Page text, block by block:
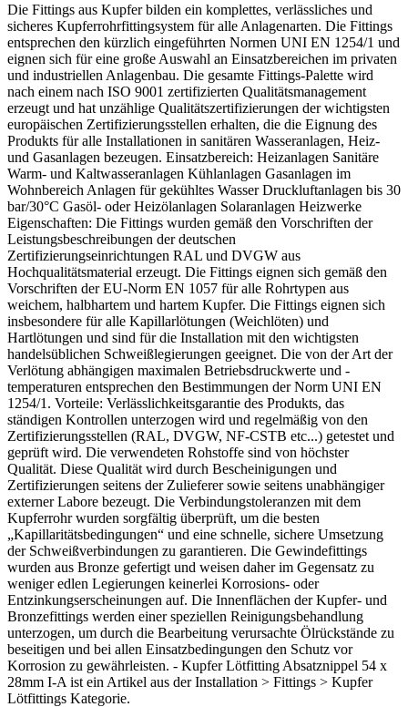
Die Fittings aus Kupfer bilden ein komplettes, verlässliches und
sicheres Kupferrohrfittingsystem für alle Anlagenarten. Die Fittings
entsprechen den kürzlich eingeführten Normen UNI EN 1254/1 und
eignen sich für eine große Auswahl an Einsatzbereichen im privaten
und industriellen Anlagenbau. Die gesamte Fittings-Palette wird
nach einem nach ISO 9001 zertifizierten Qualitätsmanagement
erzeugt und hat unzählige Qualitätszertifizierungen der wichtigsten
europäischen Zertifizierungsstellen erhalten, die die Eignung des
Produkts für alle Installationen in sanitären Wasseranlagen, Heiz-
und Gasanlagen bezeugen. Einsatzbereich: Heizanlagen Sanitäre
Warm- und Kaltwasseranlagen Kühlanlagen Gasanlagen im
Wohnbereich Anlagen für gekühltes Wasser Druckluftanlagen bis 30
bar/30°C Gasöl- oder Heizölanlagen Solaranlagen Heizwerke
Eigenschaften: Die Fittings wurden gemäß den Vorschriften der
Leistungsbeschreibungen der deutschen
Zertifizierungseinrichtungen RAL und DVGW aus
Hochqualitätsmaterial erzeugt. Die Fittings eignen sich gemäß den
Vorschriften der EU-Norm EN 1057 für alle Rohrtypen aus
weichem, halbhartem und hartem Kupfer. Die Fittings eignen sich
insbesondere für alle Kapillarlötungen (Weichlöten) und
Hartlötungen und sind für die Installation mit den wichtigsten
handelsüblichen Schweißlegierungen geeignet. Die von der Art der
Verlötung abhängigen maximalen Betriebsdruckwerte und -
temperaturen entsprechen den Bestimmungen der Norm UNI EN
1254/1. Vorteile: Verlässlichkeitsgarantie des Produkts, das
ständigen Kontrollen unterzogen wird und regelmäßig von den
Zertifizierungsstellen (RAL, DVGW, NF-CSTB etc...) getestet und
geprüft wird. Die verwendeten Rohstoffe sind von höchster
Qualität. Diese Qualität wird durch Bescheinigungen und
Zertifizierungen seitens der Zulieferer sowie seitens unabhängiger
externer Labore bezeugt. Die Verbindungstoleranzen mit dem
Kupferrohr wurden sorgfältig überprüft, um die besten
„Kapillaritätsbedingungen“ und eine schnelle, sichere Umsetzung
der Schweißverbindungen zu garantieren. Die Gewindefittings
wurden aus Bronze gefertigt und weisen daher im Gegensatz zu
weniger edlen Legierungen keinerlei Korrosions- oder
Entzinkungserscheinungen auf. Die Innenflächen der Kupfer- und
Bronzefittings werden einer speziellen Reinigungsbehandlung
unterzogen, um durch die Bearbeitung verursachte Ölrückstände zu
beseitigen und bei allen Einsatzbedingungen den Schutz vor
Korrosion zu gewährleisten. - Kupfer Lötfitting Absatznippel 54 x
28mm I-A ist ein Artikel aus der Installation > Fittings > Kupfer
Lötfittings Kategorie.